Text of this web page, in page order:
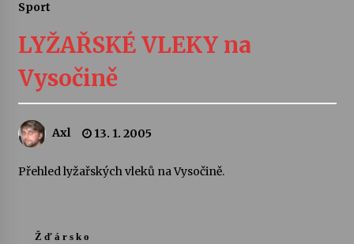
Sukuba Ensemble
4. 8. 2026
kapkou
Veselí muzikanti
Sport
LYŽAŘSKÉ VLEKY na
Vysočině
Axl 13. 1. 2005
Přehled lyžařských vleků na Vysočině.
Ž ď á r s k o